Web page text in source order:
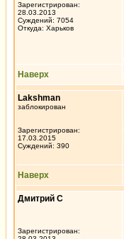
Зарегистрирован:
28.03.2013
Суждений: 7054
Откуда: Харьков
Наверх
Lakshman
заблокирован
Зарегистрирован:
17.03.2015
Суждений: 390
Наверх
Дмитрий С
Зарегистрирован: